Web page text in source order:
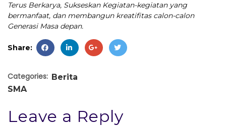
Terus Berkarya, Sukseskan Kegiatan-kegiatan yang
bermanfaat, dan membangun kreatifitas calon-calon
Generasi Masa depan.
Share:
Categories: Berita
SMA
Leave a Reply